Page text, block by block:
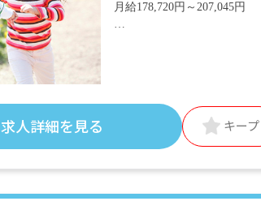
月給178,720円～207,045円
・定期的に支給される手当
交通費支給 月上限12,300円
求人詳細を見る キープ